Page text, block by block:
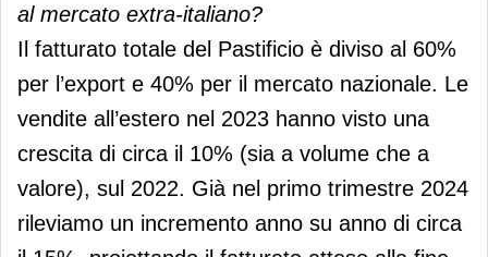
al mercato extra-italiano?
Il fatturato totale del Pastificio è diviso al 60%
per l’export e 40% per il mercato nazionale. Le
vendite all’estero nel 2023 hanno visto una
crescita di circa il 10% (sia a volume che a
valore), sul 2022. Già nel primo trimestre 2024
rileviamo un incremento anno su anno di circa